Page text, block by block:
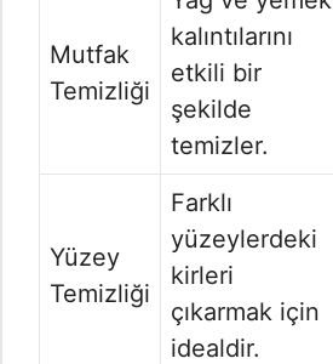
Mutfak
Temizliği
kalıntılarını
etkili bir
şekilde
temizler.
Yüzey
Temizliği
Farklı
yüzeylerdeki
kirleri
çıkarmak için
idealdir.